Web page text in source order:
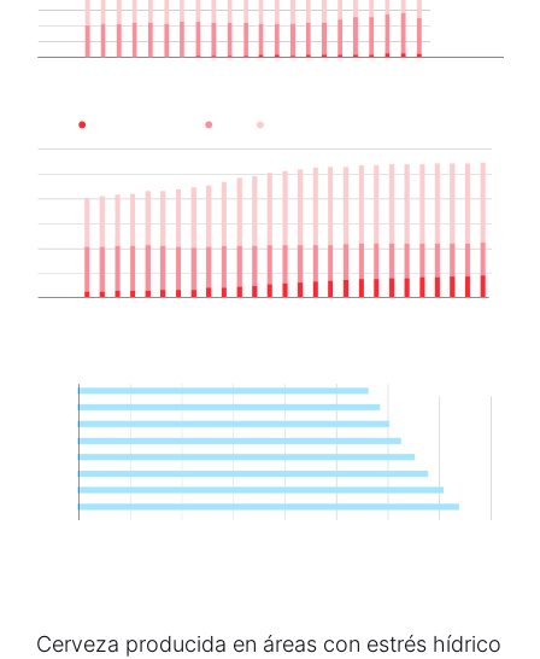
Cerveza producida en áreas con estrés hídrico